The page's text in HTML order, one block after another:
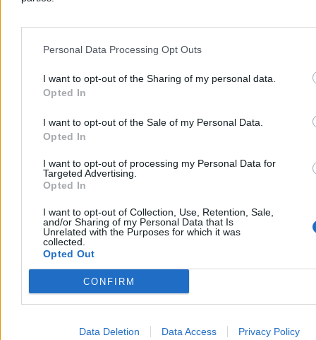
Personal Data Processing Opt Outs
I want to opt-out of the Sharing of my personal data.
Opted In
I want to opt-out of the Sale of my Personal Data.
Opted In
I want to opt-out of processing my Personal Data for
Targeted Advertising.
Opted In
I want to opt-out of Collection, Use, Retention, Sale,
and/or Sharing of my Personal Data that Is
Unrelated with the Purposes for which it was
collected.
Opted Out
CONFIRM
Data Deletion Data Access Privacy Policy
Sawicki nie boi się Tuska. „Nie zje PSL-u, bo
mógłby się udławić”
to on doskonale wie, że nie zje PSL-u, bo mógłby się udławić –
powiedział Marek Sawicki w Porannych Rozmowach Zero. Polityk
będzie tworzyło własny projekt wyborczy.
Krzysztof Jabłonowski
Dzisiaj 10:23
Kraj